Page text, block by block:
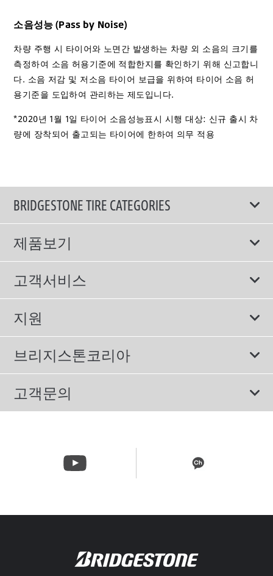
소음성능 (Pass by Noise)
차량 주행 시 타이어와 노면간 발생하는 차량 외 소음의 크기를
측정하여 소음 허용기준에 적합한지를 확인하기 위해 신고합니
다. 소음 저감 및 저소음 타이어 보급을 위하여 타이어 소음 허
용기준을 도입하여 관리하는 제도입니다.
*2020년 1월 1일 타이어 소음성능표시 시행 대상: 신규 출시 차
량에 장착되어 출고되는 타이어에 한하여 의무 적용
BRIDGESTONE TIRE CATEGORIES
제품보기
모두
스포츠 타이어
컴포트 타이어
친환경 타이어
SUV/RV 타이어
겨울용 타이어
고객서비스
보증서비스
에너지소비효율등급제도
지원
이용약관
개인정보처리방침
브리지스톤코리아
회사소개
올림픽활동
뉴스릴리즈
고객문의
주문&배송 문의 070-4398-2824